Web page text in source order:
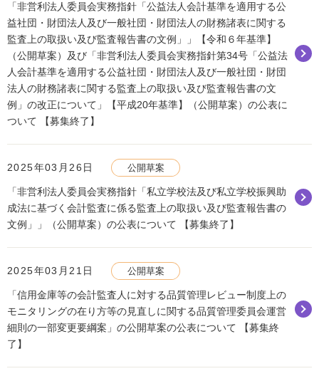
「非営利法人委員会実務指針「公益法人会計基準を適用する公
益社団・財団法人及び一般社団・財団法人の財務諸表に関する
監査上の取扱い及び監査報告書の文例」」【令和６年基準】
（公開草案）及び「非営利法人委員会実務指針第34号「公益法
人会計基準を適用する公益社団・財団法人及び一般社団・財団
法人の財務諸表に関する監査上の取扱い及び監査報告書の文
例」の改正について」【平成20年基準】（公開草案）の公表に
ついて 【募集終了】
2025年03月26日 公開草案
「非営利法人委員会実務指針「私立学校法及び私立学校振興助
成法に基づく会計監査に係る監査上の取扱い及び監査報告書の
文例」」（公開草案）の公表について 【募集終了】
2025年03月21日 公開草案
「信用金庫等の会計監査人に対する品質管理レビュー制度上の
モニタリングの在り方等の見直しに関する品質管理委員会運営
細則の一部変更要綱案」の公開草案の公表について 【募集終
了】